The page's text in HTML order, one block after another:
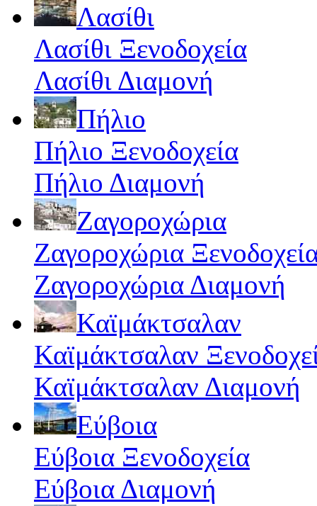
Λασίθι
Λασίθι Ξενοδοχεία
Λασίθι Διαμονή
Πήλιο
Πήλιο Ξενοδοχεία
Πήλιο Διαμονή
Ζαγοροχώρια
Ζαγοροχώρια
Ζαγοροχώρια Διαμονή
Καϊμάκτσαλαν
Καϊμάκτσαλαν
Καϊμάκτσαλαν Διαμονή
Εύβοια
Εύβοια Ξενοδοχεία
Εύβοια Διαμονή